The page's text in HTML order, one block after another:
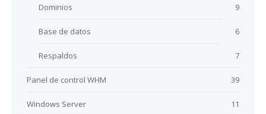
Dominios 9
Base de datos 6
Respaldos 7
Panel de control WHM 39
Windows Server 11